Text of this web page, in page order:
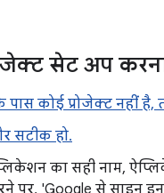
सेट अप
कोई प्रोजेक्ट नहीं है,
सटीक हो.
का सही नाम,
पर, 'Google से साइन